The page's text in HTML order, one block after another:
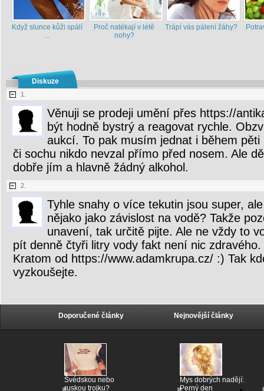
Když slunce kůži spálí
...
Proč natékají v létě
nohy?
Trápí vás pálení žáhy?
Diskuze
1.
Věnuji se prodeji umění přes https://
být hodně bystrý a reagovat rychle.
aukcí. To pak musím jednat i během
či sochu nikdo nevzal přímo před nosem. Ale
dobře jím a hlavně žádný alkohol.
2.
Tyhle snahy o více tekutin jsou super,
nějako jako závislost na vodě? Takže
unavení, tak určitě pijte. Ale ne vždy to
pít denně čtyři litry vody fakt není nic
Kratom od https://www.adamkrupa.cz/ :) Tak
vyzkoušejte.
Doporučené články
Švédskou nebo
ruskou trojku?
Nejnovější články
Mys dobrých nadějí:
Perný den